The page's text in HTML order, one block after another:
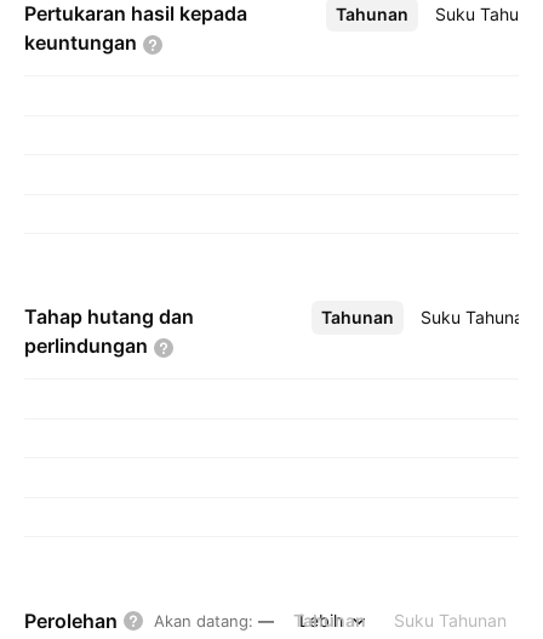
Pertukaran hasil kepada
keuntungan
Tahunan Suku
Lebih
Tahap hutang dan
perlindungan
Tahunan Suku Tahunan
Lebih
Perolehan Akan datang: — Tahunan Suku Tahunan
Lebih